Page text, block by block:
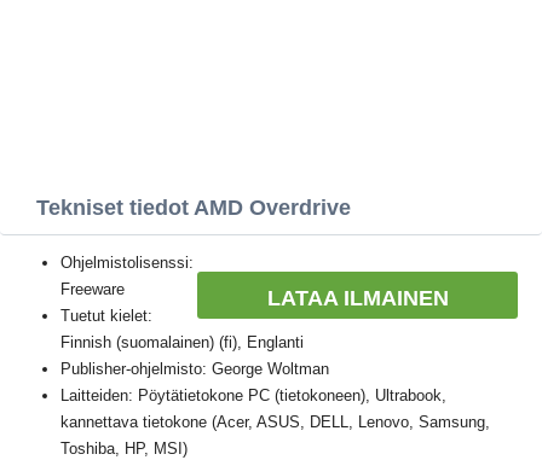
Tekniset tiedot AMD Overdrive
LATAA ILMAINEN
Ohjelmistolisenssi:
Freeware
Tuetut kielet:
Finnish (suomalainen) (fi), Englanti
Publisher-ohjelmisto: George Woltman
Laitteiden: Pöytätietokone PC (tietokoneen), Ultrabook,
kannettava tietokone (Acer, ASUS, DELL, Lenovo, Samsung,
Toshiba, HP, MSI)